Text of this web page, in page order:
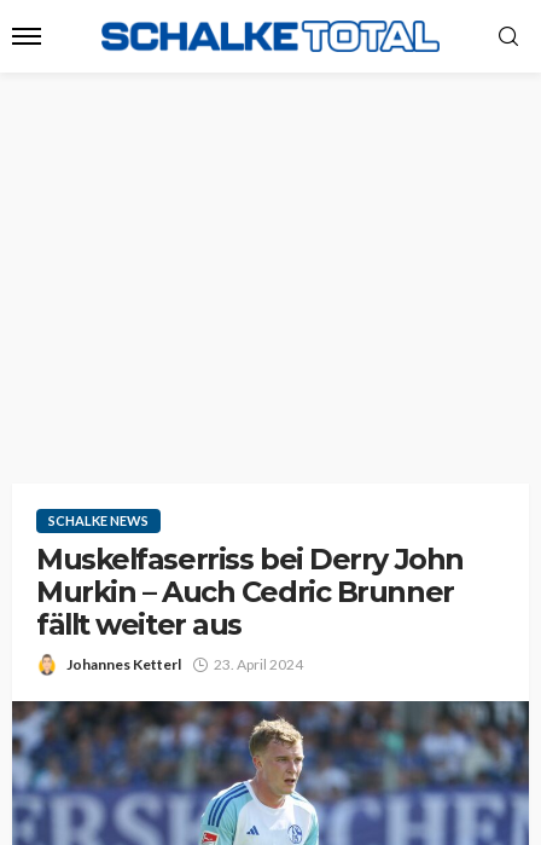
SCHALKE NEWS
Muskelfaserriss bei Derry John
Murkin – Auch Cedric Brunner
fällt weiter aus
Johannes Ketterl 23. April 2024